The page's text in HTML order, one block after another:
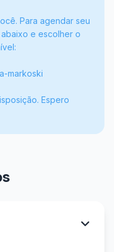
Para agendar seu
e escolher o
markoski
Espero